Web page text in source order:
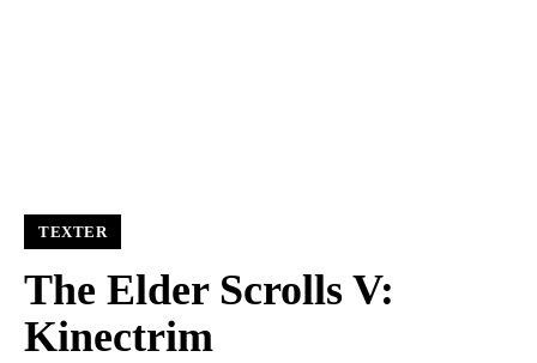
TEXTER
The Elder Scrolls V:
Kinectrim